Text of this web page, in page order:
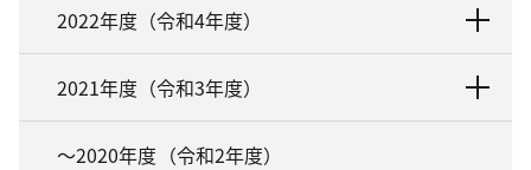
2022年度（令和4年度）
2021年度（令和3年度）
～2020年度（令和2年度）